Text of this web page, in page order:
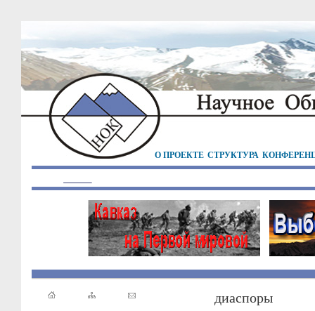
О ПРОЕКТЕ СТРУКТУРА
диаспоры